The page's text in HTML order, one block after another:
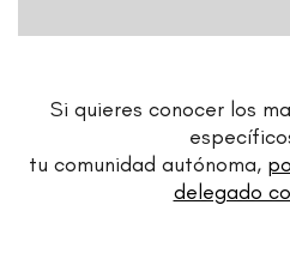
Si quieres conocer los
tu comunidad autónoma,
delegado